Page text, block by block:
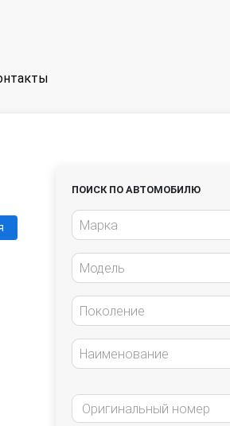
ПОИСК ПО АВТОМОБИЛЮ
Марка
Модель
Поколение
Наименование